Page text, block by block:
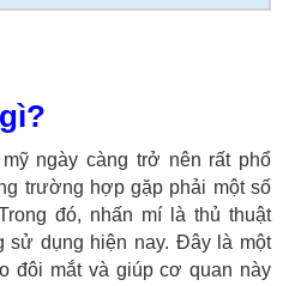
ngày càng trở nên rất phổ
trường hợp gặp phải một số
đó, nhấn mí là thủ thuật
dụng hiện nay. Đây là một
đôi mắt và giúp cơ quan này